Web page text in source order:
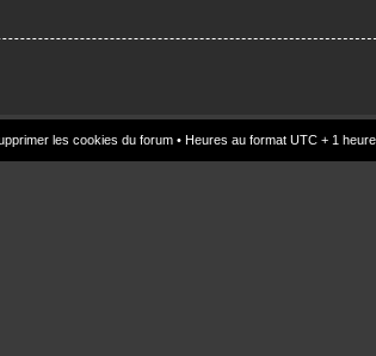
les cookies du forum • Heures au format UTC + 1